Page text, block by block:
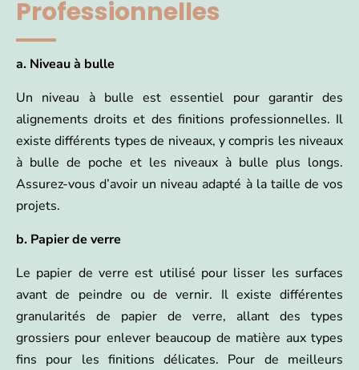
Professionnelles
a. Niveau à bulle
Un niveau à bulle est essentiel pour garantir des
alignements droits et des finitions professionnelles. Il
existe différents types de niveaux, y compris les niveaux
à bulle de poche et les niveaux à bulle plus longs.
Assurez-vous d’avoir un niveau adapté à la taille de vos
projets.
b. Papier de verre
Le papier de verre est utilisé pour lisser les surfaces
avant de peindre ou de vernir. Il existe différentes
granularités de papier de verre, allant des types
grossiers pour enlever beaucoup de matière aux types
fins pour les finitions délicates. Pour de meilleurs